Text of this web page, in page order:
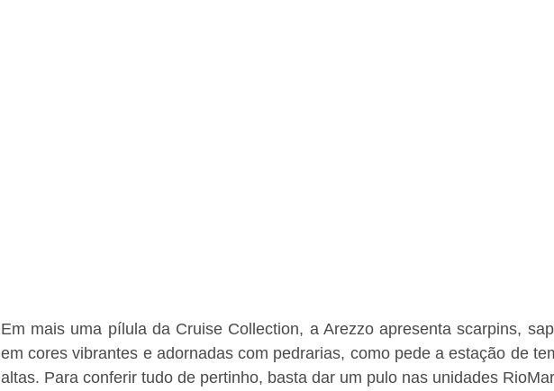
Em mais uma pílula da Cruise Collection, a Arezzo apresenta scarpins,
em cores vibrantes e adornadas com pedrarias, como pede a estação de
altas. Para conferir tudo de pertinho, basta dar um pulo nas unidades